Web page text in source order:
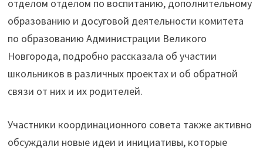
отделом отделом по воспитанию, дополнительному
образованию и досуговой деятельности комитета
по образованию Администрации Великого
Новгорода, подробно рассказала об участии
школьников в различных проектах и об обратной
связи от них и их родителей.
Участники координационного совета также активно
обсуждали новые идеи и инициативы, которые